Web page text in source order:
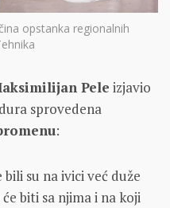
opstanka regionalnih
Pele izjavio
sprovedena
:
su na ivici već duže
biti sa njima i na koji